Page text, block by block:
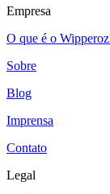
Empresa
O que é o
Sobre
Blog
Imprensa
Contato
Legal